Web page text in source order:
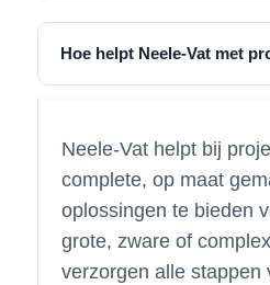
Hoe helpt Neele-Vat met
Neele-Vat helpt bij
complete, op maat
oplossingen te bieden
grote, zware of
verzorgen alle stappen